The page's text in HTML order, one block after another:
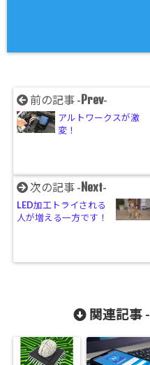
前の記事 -Prev-
アルトワークスが激
変！
次の記事 -Next-
LED加工トライされる
人が増える一方です！
関連記事 -